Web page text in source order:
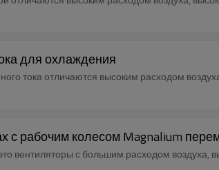
для охлаждения
тока отличаются высоким расходом
с рабочим колесом Magnalium
вентиляторы с большим расходом